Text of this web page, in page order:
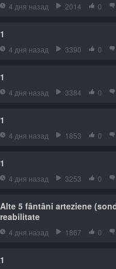
4 дня назад 2014 0
1
4 дня назад 3390 0
1
4 дня назад 3384 0
1
4 дня назад 1853 0
1
4 дня назад 3253 0
Alte 5 fântâni arteziene
reabilitate
4 дня назад 1867 0
1